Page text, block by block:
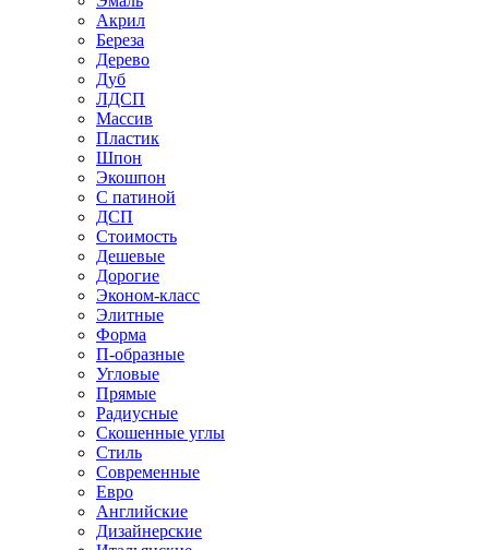
Акрил
Береза
Дерево
Дуб
ЛДСП
Массив
Пластик
Шпон
Экошпон
С патиной
ДСП
Стоимость
Дешевые
Дорогие
Эконом-класс
Элитные
Форма
П-образные
Угловые
Прямые
Радиусные
Скошенные углы
Стиль
Современные
Евро
Английские
Дизайнерские